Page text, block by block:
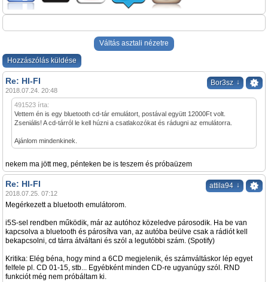
Váltás asztali nézetre
Hozzászólás küldése
Bor3sz ↓
Re: HI-FI
2018.07.24. 20:48
491523 írta:
Vettem én is egy bluetooth cd-tár emulátort, postával együtt 12000Ft volt.
Zseniális! A cd-tárról le kell húzni a csatlakozókat és rádugni az emulátorra.
Ajánlom mindenkinek.
nekem ma jött meg, pénteken be is teszem és próbaüzem
attila94 ↓
Re: HI-FI
2018.07.25. 07:12
Megérkezett a bluetooth emulátorom.
i5S-sel rendben működik, már az autóhoz közeledve párosodik. Ha be van
kapcsolva a bluetooth és párosítva van, az autóba beülve csak a rádiót kell
bekapcsolni, cd tárra átváltani és szól a legutóbbi szám. (Spotify)
Kritika: Elég béna, hogy mind a 6CD megjelenik, és számváltáskor lép egyet
felfele pl. CD 01-15, stb... Egyébként minden CD-re ugyanúgy szól. RND
funkciót még nem próbáltam ki.